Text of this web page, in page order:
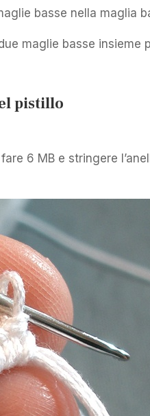
basse nella maglia
maglie basse insieme
pistillo
6 MB e stringere